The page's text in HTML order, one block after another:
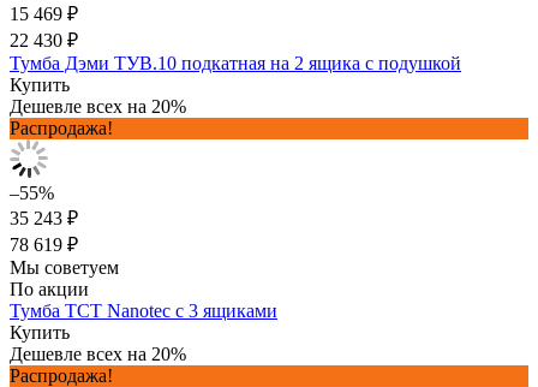
15 469 ₽
22 430 ₽
Тумба Дэми ТУВ.10 подкатная на 2 ящика с подушкой
Купить
Дешевле всех на 20%
Распродажа!
–55%
35 243 ₽
78 619 ₽
Мы советуем
По акции
Тумба TCT Nanotec с 3 ящиками
Купить
Дешевле всех на 20%
Распродажа!